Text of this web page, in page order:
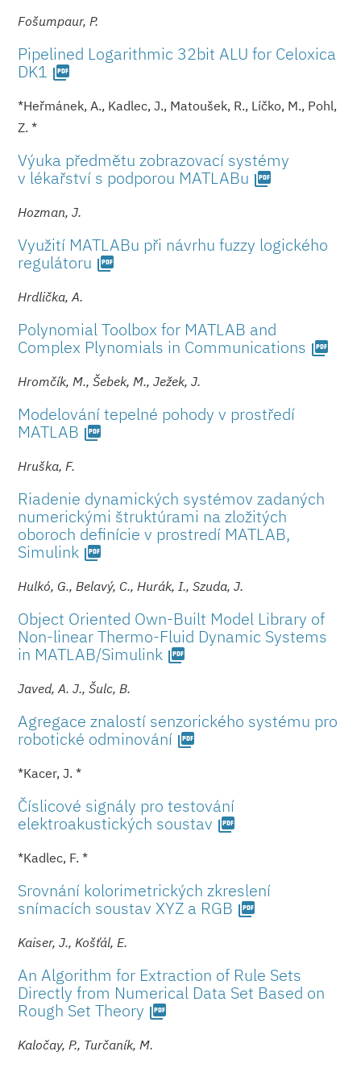
Fošumpaur, P.
Pipelined Logarithmic 32bit ALU for Celoxica
DK1 picture_as_pdf
*Heřmánek, A., Kadlec, J., Matoušek, R., Líčko, M., Pohl,
Z. *
Výuka předmětu zobrazovací systémy
v lékařství s podporou MATLABu picture_as_pdf
Hozman, J.
Využití MATLABu při návrhu fuzzy logického
regulátoru picture_as_pdf
Hrdlička, A.
Polynomial Toolbox for MATLAB and
Complex Plynomials in Communications picture_as_pdf
Hromčík, M., Šebek, M., Ježek, J.
Modelování tepelné pohody v prostředí
MATLAB picture_as_pdf
Hruška, F.
Riadenie dynamických systémov zadaných
numerickými štruktúrami na zložitých
oboroch definície v prostredí MATLAB,
Simulink picture_as_pdf
Hulkó, G., Belavý, C., Hurák, I., Szuda, J.
Object Oriented Own-Built Model Library of
Non-linear Thermo-Fluid Dynamic Systems
in MATLAB/Simulink picture_as_pdf
Javed, A. J., Šulc, B.
Agregace znalostí senzorického systému pro
robotické odminování picture_as_pdf
*Kacer, J. *
Číslicové signály pro testování
elektroakustických soustav picture_as_pdf
*Kadlec, F. *
Srovnání kolorimetrických zkreslení
snímacích soustav XYZ a RGB picture_as_pdf
Kaiser, J., Košťál, E.
An Algorithm for Extraction of Rule Sets
Directly from Numerical Data Set Based on
Rough Set Theory picture_as_pdf
Kaločay, P., Turčaník, M.